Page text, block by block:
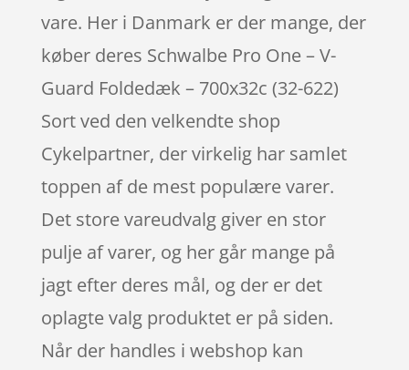
vare. Her i Danmark er der mange, der
køber deres Schwalbe Pro One – V-
Guard Foldedæk – 700x32c (32-622)
Sort ved den velkendte shop
Cykelpartner, der virkelig har samlet
toppen af de mest populære varer.
Det store vareudvalg giver en stor
pulje af varer, og her går mange på
jagt efter deres mål, og der er det
oplagte valg produktet er på siden.
Når der handles i webshop kan